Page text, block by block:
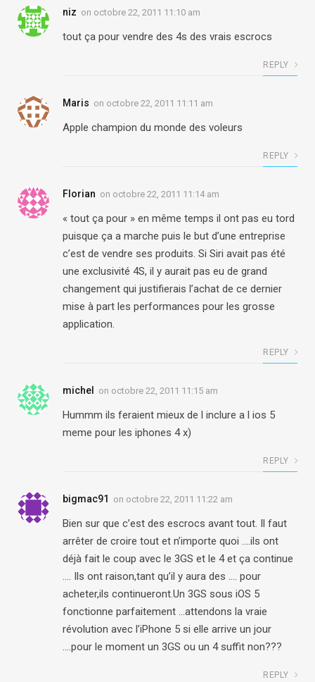
niz on octobre 22, 2011 11:10 am
tout ça pour vendre des 4s des vrais escrocs
REPLY
Maris on octobre 22, 2011 11:11 am
Apple champion du monde des voleurs
REPLY
Florian on octobre 22, 2011 11:14 am
« tout ça pour » en même temps il ont pas eu tord
puisque ça a marche puis le but d’une entreprise
c’est de vendre ses produits. Si Siri avait pas été
une exclusivité 4S, il y aurait pas eu de grand
changement qui justifierais l’achat de ce dernier
mise à part les performances pour les grosse
application.
REPLY
michel on octobre 22, 2011 11:15 am
Hummm ils feraient mieux de l inclure a l ios 5
meme pour les iphones 4 x)
REPLY
bigmac91 on octobre 22, 2011 11:22 am
Bien sur que c’est des escrocs avant tout. Il faut
arrêter de croire tout et n’importe quoi ….ils ont
déjà fait le coup avec le 3GS et le 4 et ça continue
…. Ils ont raison,tant qu’il y aura des …. pour
acheter,ils continueront.Un 3GS sous iOS 5
fonctionne parfaitement …attendons la vraie
révolution avec l’iPhone 5 si elle arrive un jour
….pour le moment un 3GS ou un 4 suffit non???
REPLY